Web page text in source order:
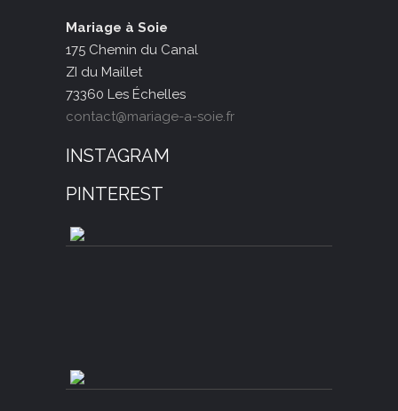
Mariage à Soie
175 Chemin du Canal
ZI du Maillet
73360 Les Échelles
contact@mariage-a-soie.fr
INSTAGRAM
PINTEREST